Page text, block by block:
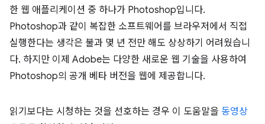
한 웹 애플리케이션 중 하나가 Photoshop입니다.
Photoshop과 같이 복잡한 소프트웨어를 브라우저에서 직접
실행한다는 생각은 불과 몇 년 전만 해도 상상하기 어려웠습니
다. 하지만 이제 Adobe는 다양한 새로운 웹 기술을 사용하여
Photoshop의 공개 베타 버전을 웹에 제공합니다.
읽기보다는 시청하는 것을 선호하는 경우 이 도움말을 동영상